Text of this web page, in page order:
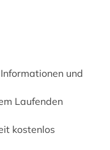
und
Laufenden
kostenlos